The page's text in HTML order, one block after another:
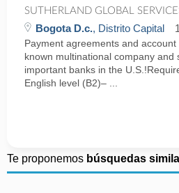
SUTHERLAND GLOBAL
Bogota D.c., Distrito Capital
Payment agreements and
known multinational company
important banks in the
English level (B2)– ...
Te proponemos búsquedas